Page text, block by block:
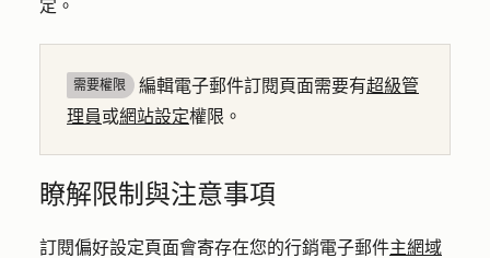
定。
需要權限 編輯電子郵件訂閱頁面需要有超級管
理員或網站設定權限。
瞭解限制與注意事項
訂閱偏好設定頁面會寄存在您的行銷電子郵件主網域